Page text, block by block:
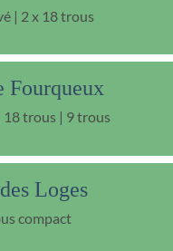
| 2 x 18 trous
Fourqueux
18 trous | 9 trous
Loges
compact